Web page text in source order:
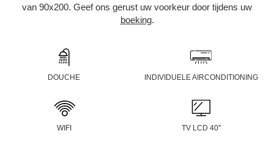
van 90x200. Geef ons gerust uw voorkeur door tijdens uw
boeking.
DOUCHE INDIVIDUELE AIRCONDITIONING
WIFI TV LCD 40''